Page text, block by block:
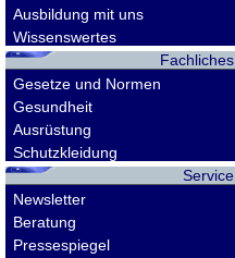
Ausbildung mit uns
Wissenswertes
Fachliches
Gesetze und Normen
Gesundheit
Ausrüstung
Schutzkleidung
Service
Newsletter
Beratung
Pressespiegel